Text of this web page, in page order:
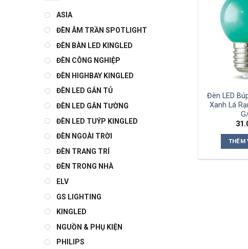
ASIA
ĐÈN ÂM TRẦN SPOTLIGHT
ĐÈN BÀN LED KINGLED
ĐÈN CÔNG NGHIỆP
ĐÈN HIGHBAY KINGLED
ĐÈN LED GẮN TỦ
ĐÈN LED GẮN TƯỜNG
ĐÈN LED TUÝP KINGLED
ĐÈN NGOÀI TRỜI
ĐÈN TRANG TRÍ
ĐÈN TRONG NHÀ
ELV
GS LIGHTING
KINGLED
NGUỒN & PHỤ KIỆN
PHILIPS
Đèn LED
Xanh Lá
THÊM